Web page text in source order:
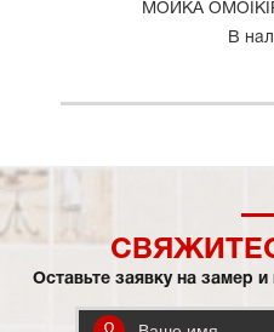
МОЙКА
В
Оставьте заявку на замер